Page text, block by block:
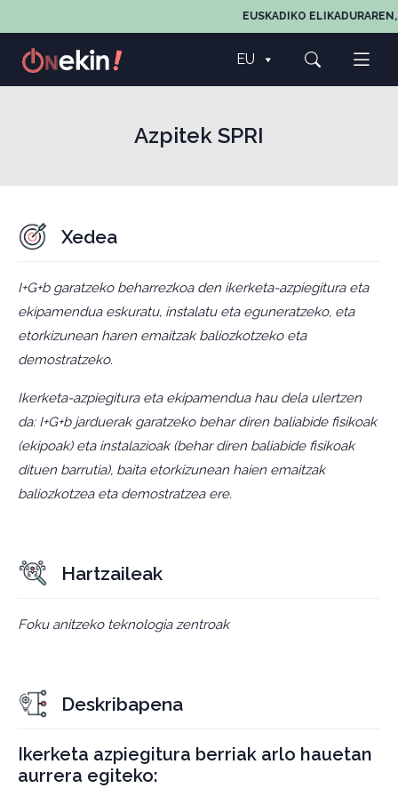
EUSKADIKO
EU
Azpitek SPRI
Xedea
I+G+b garatzeko beharrezkoa den ikerketa-azpiegitura eta
ekipamendua eskuratu, instalatu eta eguneratzeko, eta
etorkizunean haren emaitzak baliozkotzeko eta
demostratzeko.
Ikerketa-azpiegitura eta ekipamendua hau dela ulertzen
da: I+G+b jarduerak garatzeko behar diren baliabide fisikoak
(ekipoak) eta instalazioak (behar diren baliabide fisikoak
dituen barrutia), baita etorkizunean haien emaitzak
baliozkotzea eta demostratzea ere.
Hartzaileak
Foku anitzeko teknologia zentroak
Deskribapena
Ikerketa azpiegitura berriak arlo hauetan
aurrera egiteko: